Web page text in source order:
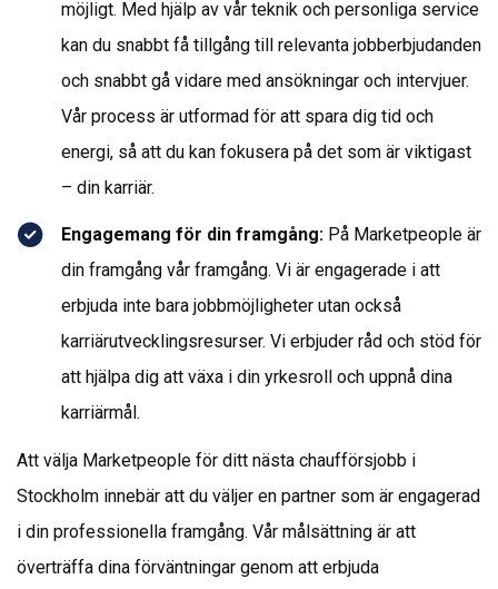
möjligt. Med hjälp av vår teknik och personliga service
kan du snabbt få tillgång till relevanta jobberbjudanden
och snabbt gå vidare med ansökningar och intervjuer.
Vår process är utformad för att spara dig tid och
energi, så att du kan fokusera på det som är viktigast
– din karriär.
Engagemang för din framgång: På Marketpeople är
din framgång vår framgång. Vi är engagerade i att
erbjuda inte bara jobbmöjligheter utan också
karriärutvecklingsresurser. Vi erbjuder råd och stöd för
att hjälpa dig att växa i din yrkesroll och uppnå dina
karriärmål.
Att välja Marketpeople för ditt nästa chaufförsjobb i
Stockholm innebär att du väljer en partner som är engagerad
i din professionella framgång. Vår målsättning är att
överträffa dina förväntningar genom att erbjuda